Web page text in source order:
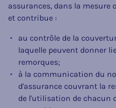
assurances, dans la
et contribue :
au contrôle de la
laquelle peuvent donner
remorques;
à la communication du
d'assurance couvrant la
de l'utilisation de chacun